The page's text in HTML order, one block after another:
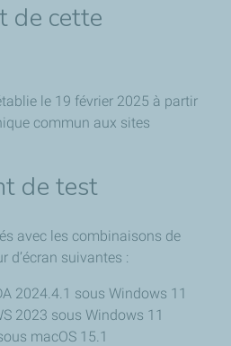
de cette
le 19 février 2025 à partir
commun aux sites
de test
avec les combinaisons de
d’écran suivantes :
2024.4.1 sous Windows 11
2023 sous Windows 11
macOS 15.1